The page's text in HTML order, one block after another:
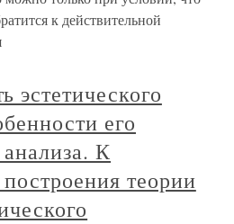
к действительной
эстетического
его
К
теории